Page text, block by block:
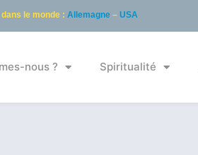
le monde : Allemagne– USA
nous ? Spiritualité